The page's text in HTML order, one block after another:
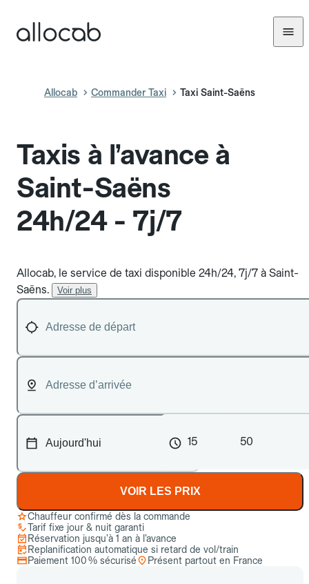
Allocab Commander Taxi Taxi Saint-Saëns
Taxis à l’avance à
Saint-Saëns
24h/24 - 7j/7
Allocab, le service de taxi disponible 24h/24, 7j/7 à Saint-
Saëns.
Voir plus
15 50
VOIR LES PRIX
Chauffeur confirmé dès la commande
Tarif fixe jour & nuit garanti
Réservation jusqu’à 1 an à l’avance
Replanification automatique si retard de vol/train
Paiement 100 % sécurisé
Présent partout en France